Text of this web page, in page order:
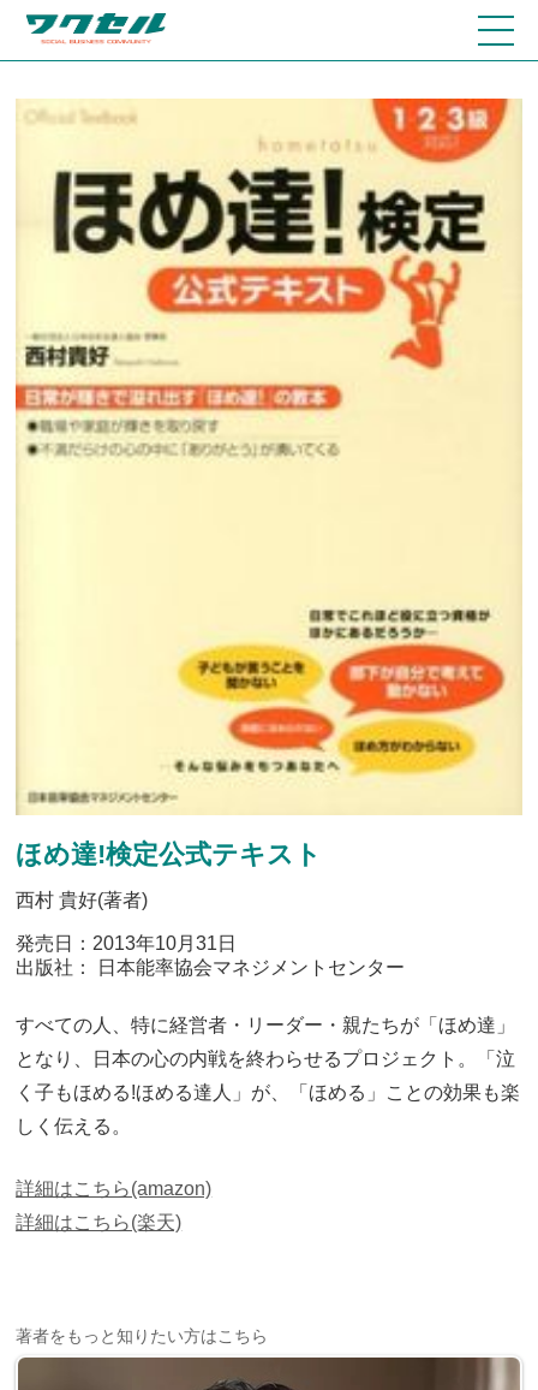
ほめ達!検定公式テキスト
西村 貴好(著者)
発売日：2013年10月31日
出版社： 日本能率協会マネジメントセンター
すべての人、特に経営者・リーダー・親たちが「ほめ達」
となり、日本の心の内戦を終わらせるプロジェクト。「泣
く子もほめる!ほめる達人」が、「ほめる」ことの効果も楽
しく伝える。
詳細はこちら(amazon)
詳細はこちら(楽天)
著者をもっと知りたい方はこちら